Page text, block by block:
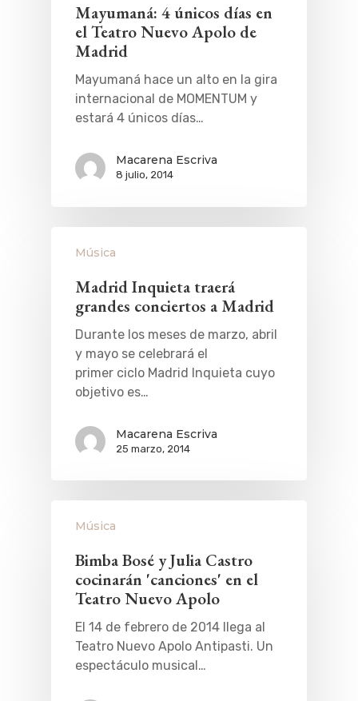
Mayumaná: 4 únicos días en
el Teatro Nuevo Apolo de
Madrid
Mayumaná hace un alto en la gira
internacional de MOMENTUM y
estará 4 únicos días…
Macarena Escriva
8 julio, 2014
Música
Madrid Inquieta traerá
grandes conciertos a Madrid
Durante los meses de marzo, abril
y mayo se celebrará el
primer ciclo Madrid Inquieta cuyo
objetivo es…
Macarena Escriva
25 marzo, 2014
Música
Bimba Bosé y Julia Castro
cocinarán 'canciones' en el
Teatro Nuevo Apolo
El 14 de febrero de 2014 llega al
Teatro Nuevo Apolo Antipasti. Un
espectáculo musical…